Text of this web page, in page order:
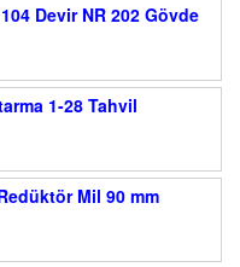
Devir NR 202 Gövde
1-28 Tahvil
Mil 90 mm